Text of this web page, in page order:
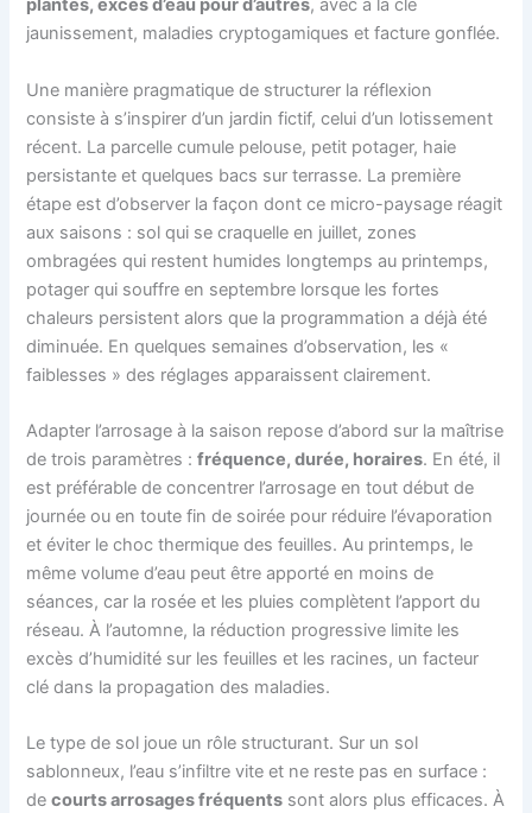
plantes, excès d’eau pour d’autres, avec à la clé
jaunissement, maladies cryptogamiques et facture gonflée.
Une manière pragmatique de structurer la réflexion
consiste à s’inspirer d’un jardin fictif, celui d’un lotissement
récent. La parcelle cumule pelouse, petit potager, haie
persistante et quelques bacs sur terrasse. La première
étape est d’observer la façon dont ce micro-paysage réagit
aux saisons : sol qui se craquelle en juillet, zones
ombragées qui restent humides longtemps au printemps,
potager qui souffre en septembre lorsque les fortes
chaleurs persistent alors que la programmation a déjà été
diminuée. En quelques semaines d’observation, les «
faiblesses » des réglages apparaissent clairement.
Adapter l’arrosage à la saison repose d’abord sur la maîtrise
de trois paramètres :fréquence, durée, horaires. En été, il
est préférable de concentrer l’arrosage en tout début de
journée ou en toute fin de soirée pour réduire l’évaporation
et éviter le choc thermique des feuilles. Au printemps, le
même volume d’eau peut être apporté en moins de
séances, car la rosée et les pluies complètent l’apport du
réseau. À l’automne, la réduction progressive limite les
excès d’humidité sur les feuilles et les racines, un facteur
clé dans la propagation des maladies.
Le type de sol joue un rôle structurant. Sur un sol
sablonneux, l’eau s’infiltre vite et ne reste pas en surface :
decourts arrosages fréquents sont alors plus efficaces. À